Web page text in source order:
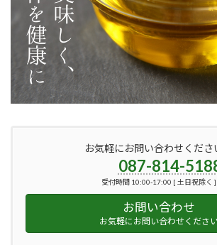
お気軽にお問い合わせくださ
087-814-
受付時間 10:00-17:00 [ 土日祝除く ]
お問い合わせ
お気軽にお問い合わせくださ